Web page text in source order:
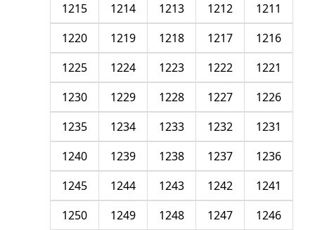
1211
1212
1213
1214
1215
1216
1217
1218
1219
1220
1221
1222
1223
1224
1225
1226
1227
1228
1229
1230
1231
1232
1233
1234
1235
1236
1237
1238
1239
1240
1241
1242
1243
1244
1245
1246
1247
1248
1249
1250